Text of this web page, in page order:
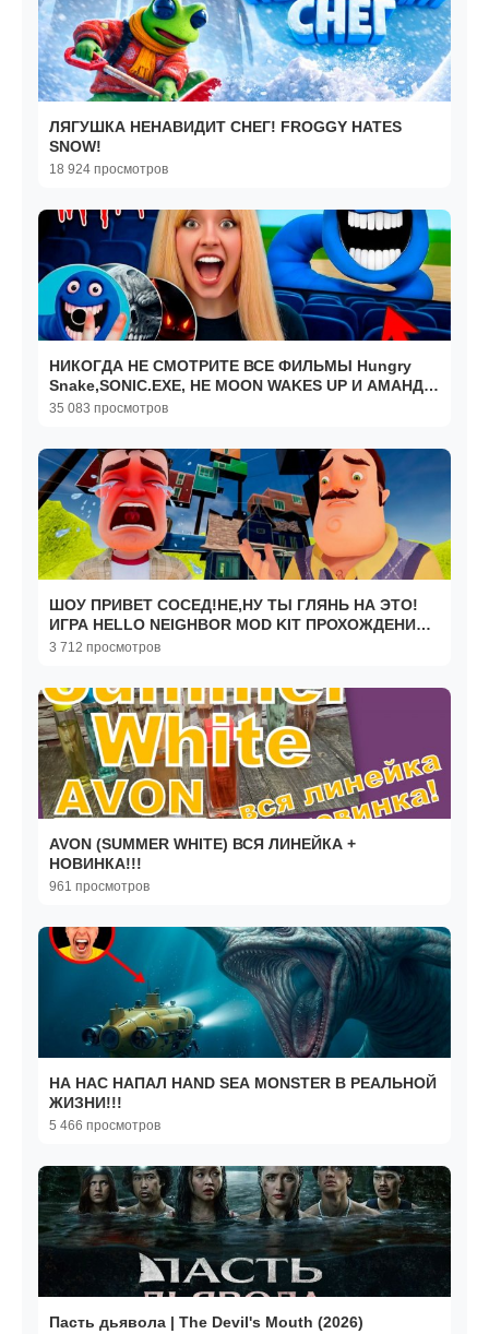
ЛЯГУШКА НЕНАВИДИТ СНЕГ! FROGGY HATES
SNOW!
18 924 просмотров
НИКОГДА НЕ СМОТРИТЕ ВСЕ ФИЛЬМЫ Hungry
Snake,SONIC.EXE, HE MOON WAKES UP И АМАНДУ
В 3:00 НОЧИ!!!
35 083 просмотров
ШОУ ПРИВЕТ СОСЕД!НЕ,НУ ТЫ ГЛЯНЬ НА ЭТО!
ИГРА HELLO NEIGHBOR MOD KIT ПРОХОЖДЕНИЕ
МОДА LOAD PLUGIN!
3 712 просмотров
AVON (SUMMER WHITE) ВСЯ ЛИНЕЙКА +
НОВИНКА!!!
961 просмотров
НА НАС НАПАЛ HAND SEA MONSTER В РЕАЛЬНОЙ
ЖИЗНИ!!!
5 466 просмотров
Пасть дьявола | The Devil's Mouth (2026)